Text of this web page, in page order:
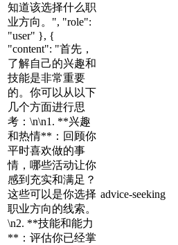
知道该选择什么职
业方向。", "role":
"user" }, {
"content": "首先，
了解自己的兴趣和
技能是非常重要
的。你可以从以下
几个方面进行思
考：\n\n1. **兴趣
和热情**：回顾你
平时喜欢做的事
情，哪些活动让你
感到充实和满足？
这些可以是你选择
职业方向的线索。
\n2. **技能和能力
**：评估你已经掌
advice-seeking